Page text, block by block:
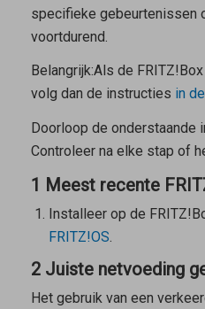
specifieke gebeurtenissen
voortdurend.
Belangrijk:Als de
volg dan de instructies in
Doorloop de onderstaande
Controleer na elke stap of
1 Meest recente
Installeer op de
FRITZ!OS.
2 Juiste netvoeding
Het gebruik van een